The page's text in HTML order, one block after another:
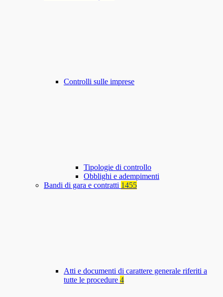
Controlli sulle imprese
Tipologie di controllo
Obblighi e adempimenti
Bandi di gara e contratti 1455
Atti e documenti di carattere generale riferiti a
tutte le procedure 4